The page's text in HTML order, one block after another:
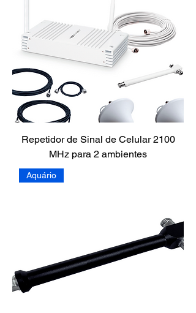
Repetidor de Sinal de Celular 2100
MHz para 2 ambientes
Aquário